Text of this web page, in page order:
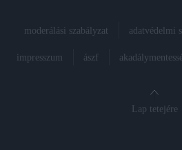
moderálási szabályzat adatvédelmi
impresszum ászf
Lap tetejére